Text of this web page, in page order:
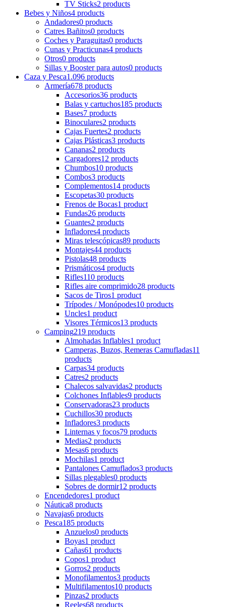
TV Sticks2 products
Bebes y Niños4 products
Andadores0 products
Catres Bañitos0 products
Coches y Paraguitas0 products
Cunas y Practicunas4 products
Otros0 products
Sillas y Booster para autos0 products
Caza y Pesca1.096 products
Armería678 products
Accesorios36 products
Balas y cartuchos185 products
Bases7 products
Binoculares2 products
Cajas Fuertes2 products
Cajas Plásticas3 products
Cananas2 products
Cargadores12 products
Chumbos10 products
Combos3 products
Complementos14 products
Escopetas30 products
Frenos de Bocas1 product
Fundas26 products
Guantes2 products
Infladores4 products
Miras telescópicas89 products
Montajes44 products
Pistolas48 products
Prismáticos4 products
Rifles110 products
Rifles aire comprimido28 products
Sacos de Tiros1 product
Trípodes / Monópodes10 products
Uncles1 product
Visores Térmicos13 products
Camping219 products
Almohadas Inflables1 product
Camperas, Buzos, Remeras Camufladas11
products
Carpas34 products
Catres2 products
Chalecos salvavidas2 products
Colchones Inflables9 products
Conservadoras23 products
Cuchillos30 products
Infladores3 products
Linternas y focos79 products
Medias2 products
Mesas6 products
Mochilas1 product
Pantalones Camuflados3 products
Sillas plegables0 products
Sobres de dormir12 products
Encendedores1 product
Náutica8 products
Navajas6 products
Pesca185 products
Anzuelos0 products
Boyas1 product
Cañas61 products
Copos1 product
Gorros2 products
Monofilamentos3 products
Multifilamentos10 products
Pinzas2 products
Reeles68 products